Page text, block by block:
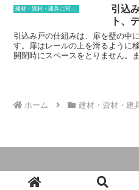
にもメリットがあります。耐久性
法を選択することが重要です。ま
で、建物の耐久性を維持すること
引込
ト、
引込み戸の仕組みは、扉を壁の中
す。扉はレールの上を滑るように
開閉時にスペースをとりません。
時にスペースをとらないため、狭
ホーム 建材・資材・建
© 2024 住まい作りと